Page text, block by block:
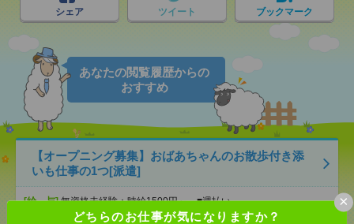
どちらのお仕事が気になりますか？
×
シェア ツイート ブックマーク
あなたの閲覧履歴からの
おすすめ
【オープニング募集】おばあちゃんのお散歩付き添
いも仕事の1つ[派遣]
[給 与]無資格未経験：時給1500円～ ■週払い
OK ■扶養内OK ■日収1万2000円以上